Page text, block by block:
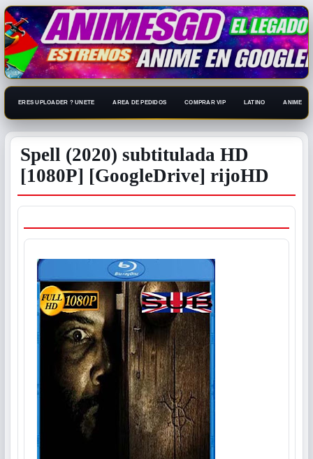
ERES UPLOADER ? UNETE AREA DE PEDIDOS COMPRAR VIP LATINO ANIME
Spell (2020) subtitulada HD
[1080P] [GoogleDrive] rijoHD